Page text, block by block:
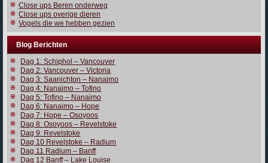
Close ups Beren onderweg
Close ups overige dieren
Vogels die we hebben gezien
Blog Berichten
Dag 1: Schiphol – Vancouver
Dag 2: Vancouver – Victoria
Dag 3: Saanichton – Nanaimo
Dag 4: Nanaimo – Tofino
Dag 5: Tofino – Nanaimo
Dag 6: Nanaimo – Hope
Dag 7: Hope – Osoyoos
Dag 8: Osoyoos – Revelstoke
Dag 9: Revelstoke
Dag 10 Revelstoke – Radium
Dag 11 Radium – Banff
Dag 12 Banff – Lake Louise